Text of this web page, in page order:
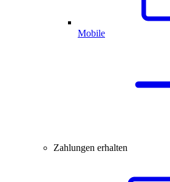
Mobile
Zahlungen erhalten